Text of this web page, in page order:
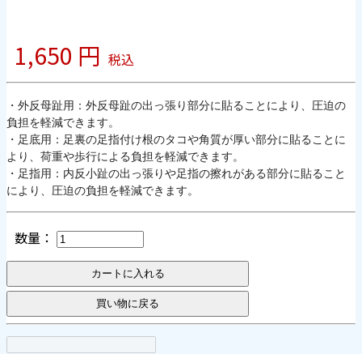
1,650 円 税込
・外反母趾用：外反母趾の出っ張り部分に貼ることにより、圧迫の
負担を軽減できます。
・足底用：足裏の足指付け根のタコや角質が厚い部分に貼ることに
より、荷重や歩行による負担を軽減できます。
・足指用：内反小趾の出っ張りや足指の擦れがある部分に貼ること
により、圧迫の負担を軽減できます。
数量：
カートに入れる
買い物に戻る